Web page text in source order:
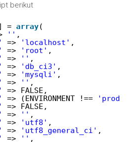
berikut
= array(
'' ,
=> 'localhost' ,
=> 'root' ,
=> '' ,
=> 'db_ci3' ,
=> 'mysqli' ,
=> '' ,
=> FALSE,
=> (ENVIRONMENT !==
=> FALSE,
=> '' ,
=> 'utf8' ,
=> 'utf8_general_ci' ,
=> '' ,